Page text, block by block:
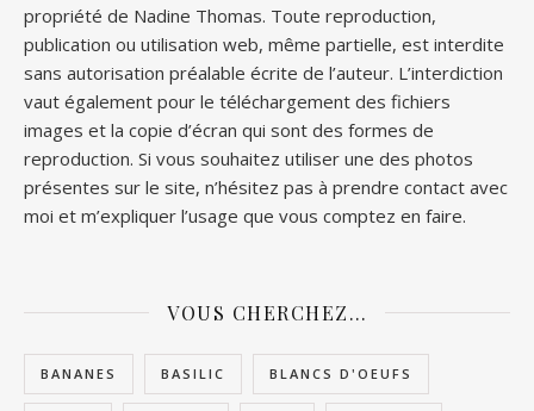
propriété de Nadine Thomas. Toute reproduction,
publication ou utilisation web, même partielle, est interdite
sans autorisation préalable écrite de l’auteur. L’interdiction
vaut également pour le téléchargement des fichiers
images et la copie d’écran qui sont des formes de
reproduction. Si vous souhaitez utiliser une des photos
présentes sur le site, n’hésitez pas à prendre contact avec
moi et m’expliquer l’usage que vous comptez en faire.
VOUS CHERCHEZ…
BANANES BASILIC BLANCS D'OEUFS